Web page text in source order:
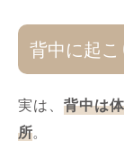
背中に起
実は、背中は
所。